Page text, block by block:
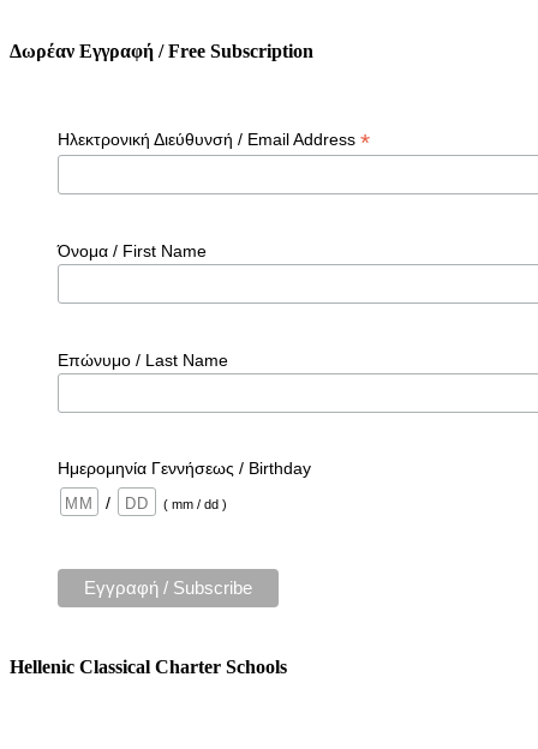
Δωρέαν Εγγραφή / Free Subscription
Ηλεκτρονική Διεύθυνσή / Email Address *
Όνομα / First Name
Επώνυμο / Last Name
Ημερομηνία Γεννήσεως / Birthday
/
( mm / dd )
Hellenic Classical Charter Schools